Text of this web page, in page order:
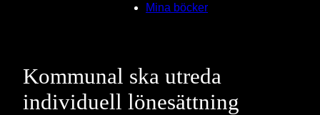
Mina böcker
Kommunal ska utreda
individuell lönesättning